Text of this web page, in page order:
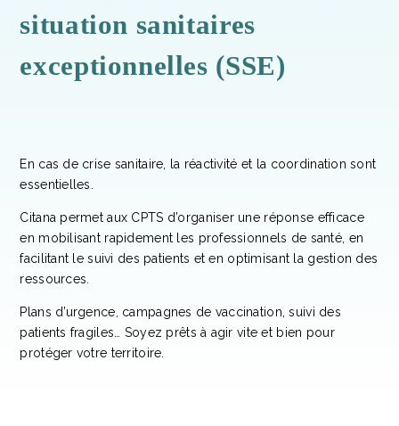
situation sanitaires
exceptionnelles (SSE)
En cas de crise sanitaire, la réactivité et la coordination sont
essentielles.
Citana permet aux CPTS d’organiser une réponse efficace
en mobilisant rapidement les professionnels de santé, en
facilitant le suivi des patients et en optimisant la gestion des
ressources.
Plans d’urgence, campagnes de vaccination, suivi des
patients fragiles… Soyez prêts à agir vite et bien pour
protéger votre territoire.